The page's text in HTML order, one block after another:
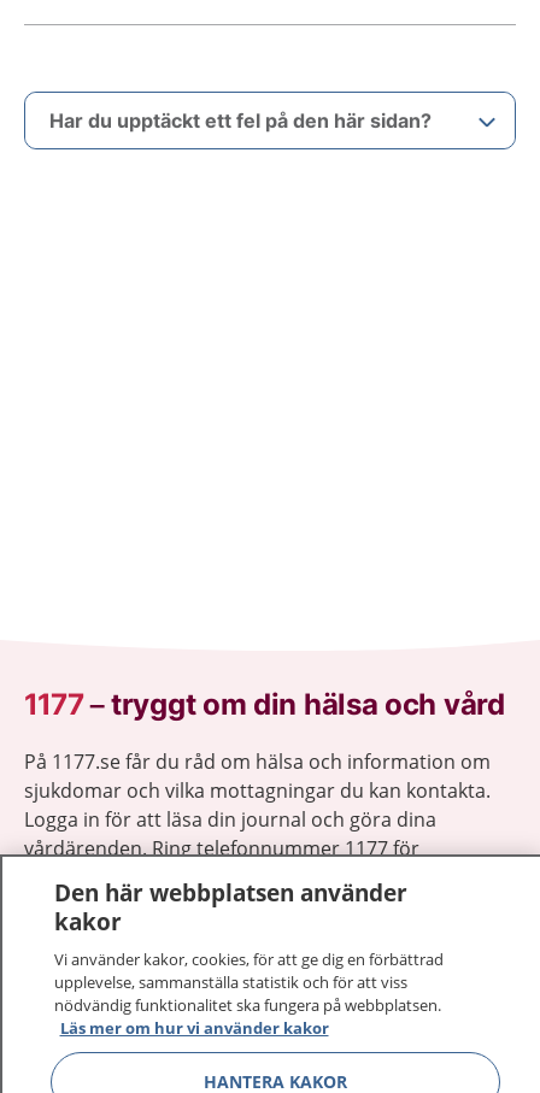
Har du upptäckt ett fel på den här sidan?
1177–tryggt om din hälsa och vård
På 1177.se får du råd om hälsa och information om
sjukdomar och vilka mottagningar du kan kontakta.
Logga in för att läsa din journal och göra dina
vårdärenden. Ring telefonnummer 1177 för
sjukvårdsrådgivning dygnet runt.
1177 ger dig råd när du vill må bättre.
1177 på flera språk Visa
Den här webbplatsen använder
kakor
Vi använder kakor, cookies, för att ge dig en förbättrad
upplevelse, sammanställa statistik och för att viss
nödvändig funktionalitet ska fungera på webbplatsen.
Läs mer om hur vi använder kakor
HANTERA KAKOR